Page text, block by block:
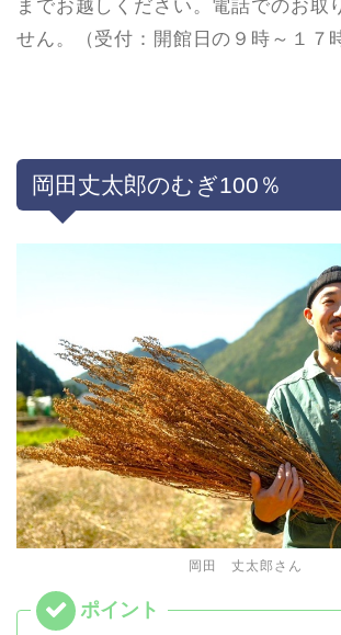
までお越しください。電話でのお取
せん。（受付：開館日の９時～１７
岡田丈太郎のむぎ100％
岡田 丈太郎さん